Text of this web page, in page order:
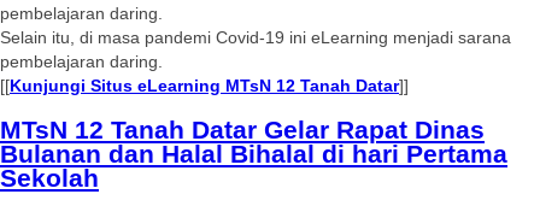
pembelajaran daring.
Selain itu, di masa pandemi Covid-19 ini eLearning menjadi sarana
pembelajaran daring.
[[Kunjungi Situs eLearning MTsN 12 Tanah Datar]]
MTsN 12 Tanah Datar Gelar Rapat Dinas
Bulanan dan Halal Bihalal di hari Pertama
Sekolah